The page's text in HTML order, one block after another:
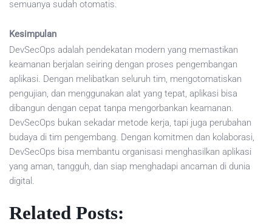
semuanya sudah otomatis.
Kesimpulan
DevSecOps adalah pendekatan modern yang memastikan
keamanan berjalan seiring dengan proses pengembangan
aplikasi. Dengan melibatkan seluruh tim, mengotomatiskan
pengujian, dan menggunakan alat yang tepat, aplikasi bisa
dibangun dengan cepat tanpa mengorbankan keamanan.
DevSecOps bukan sekadar metode kerja, tapi juga perubahan
budaya di tim pengembang. Dengan komitmen dan kolaborasi,
DevSecOps bisa membantu organisasi menghasilkan aplikasi
yang aman, tangguh, dan siap menghadapi ancaman di dunia
digital.
Related Posts: